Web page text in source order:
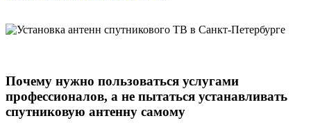
Почему нужно пользоваться услугами
профессионалов, а не пытаться устанавливать
спутниковую антенну самому